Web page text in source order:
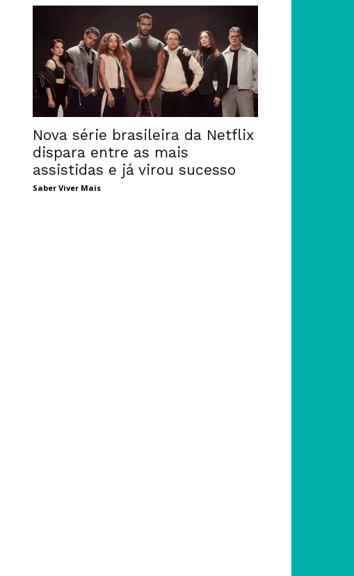
Nova série brasileira da Netflix
dispara entre as mais
assistidas e já virou sucesso
Saber Viver Mais